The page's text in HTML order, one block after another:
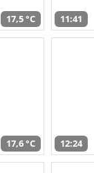
17,5 °C 11:41
17,6 °C 12:24